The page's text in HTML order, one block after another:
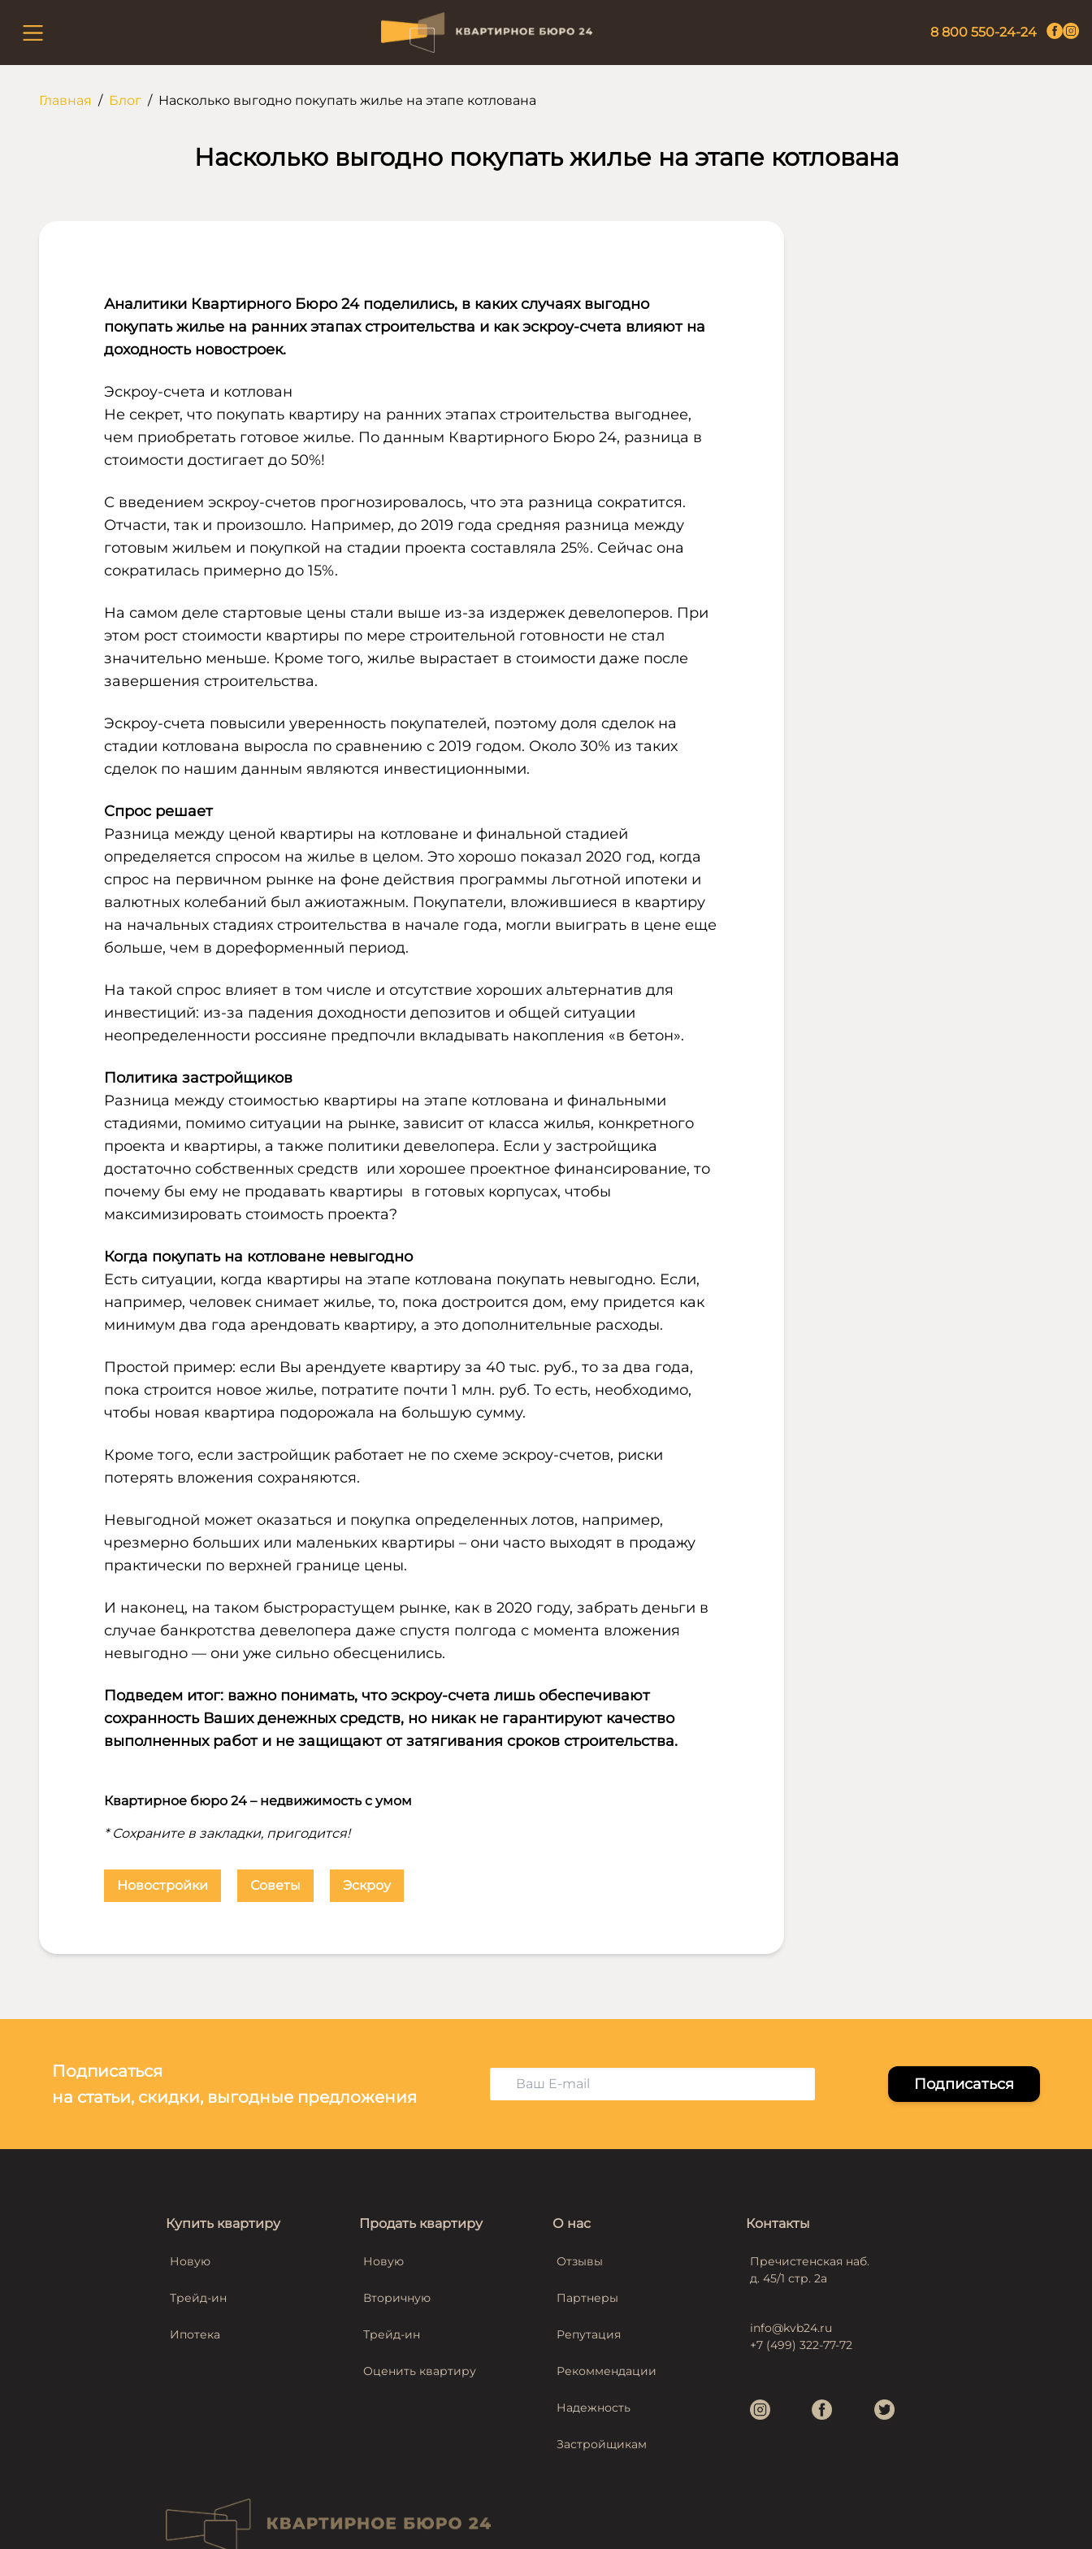
8 800 550-24-24
Главная / Блог / Насколько выгодно покупать жилье на этапе котлована
Насколько выгодно покупать жилье на этапе котлована
Аналитики Квартирного Бюро 24 поделились, в каких случаях выгодно
покупать жилье на ранних этапах строительства и какэскроу-счета влияют на
доходность новостроек.
Эскроу-счета и котлован
Не секрет, что покупать квартиру на ранних этапах строительства выгоднее,
чем приобретать готовое жилье. По данным Квартирного Бюро 24, разница в
стоимости достигает до 50%!
С введением эскроу-счетов прогнозировалось, что эта разница сократится.
Отчасти, так и произошло. Например, до 2019 года средняя разница между
готовым жильем и покупкой на стадии проекта составляла 25%. Сейчас она
сократилась примерно до 15%.
На самом деле стартовые цены стали выше из-за издержек девелоперов. При
этом рост стоимости квартиры по мере строительной готовности не стал
значительно меньше. Кроме того, жилье вырастает в стоимости даже после
завершения строительства.
Эскроу-счета повысили уверенность покупателей, поэтому доля сделок на
стадии котлована выросла по сравнению с 2019 годом. Около 30% из таких
сделок по нашим данным являются инвестиционными.
Спрос решает
Разница между ценой квартиры на котловане и финальной стадией
определяется спросом на жилье в целом. Это хорошо показал 2020 год, когда
спрос на первичном рынке на фоне действия программы льготной ипотеки и
валютных колебаний был ажиотажным. Покупатели, вложившиеся в квартиру
на начальных стадиях строительства в начале года, могли выиграть в цене еще
больше, чем в дореформенный период.
На такой спрос влияет в том числе и отсутствие хороших альтернатив для
инвестиций: из-за падения доходности депозитов и общей ситуации
неопределенности россияне предпочли вкладывать накопления «в бетон».
Политика застройщиков
Разница между стоимостью квартиры на этапе котлована и финальными
стадиями, помимо ситуации на рынке, зависит от класса жилья, конкретного
проекта и квартиры, а также политики девелопера. Если у застройщика
достаточно собственных средств или хорошее проектное финансирование, то
почему бы ему не продавать квартиры в готовых корпусах, чтобы
максимизировать стоимость проекта?
Когда покупать на котловане невыгодно
Есть ситуации, когда квартиры на этапе котлована покупать невыгодно. Если,
например, человек снимает жилье, то, пока достроится дом, ему придется как
минимум два года арендовать квартиру, а это дополнительные расходы.
Простой пример: если Вы арендуете квартиру за 40 тыс. руб., то за два года,
пока строится новое жилье, потратите почти 1 млн. руб. То есть, необходимо,
чтобы новая квартира подорожала на большую сумму.
Кроме того, если застройщик работает не по схеме эскроу-счетов, риски
потерять вложения сохраняются.
Невыгодной может оказаться и покупка определенных лотов, например,
чрезмерно больших или маленьких квартиры – они часто выходят в продажу
практически по верхней границе цены.
И наконец, на таком быстрорастущем рынке, как в 2020 году, забрать деньги в
случае банкротства девелопера даже спустя полгода с момента вложения
невыгодно — они уже сильно обесценились.
Подведем итог: важно понимать, что эскроу-счета лишь обеспечивают
сохранность Ваших денежных средств, но никак не гарантируют качество
выполненных работ и не защищают от затягивания сроков строительства.
Квартирное бюро 24 – недвижимость с умом
* Сохраните в закладки, пригодится!
Новостройки Советы Эскроу
Подписаться
на статьи, скидки, выгодные предложения
Подписаться
Купить квартиру
Новую
Трейд-ин
Ипотека
Продать квартиру
Новую
Вторичную
Трейд-ин
Оценить квартиру
О нас
Отзывы
Партнеры
Репутация
Рекоммендации
Надежность
Застройщикам
Контакты
Пречистенская наб.
д. 45/1 стр. 2а
info@kvb24.ru
+7 (499) 322-77-72